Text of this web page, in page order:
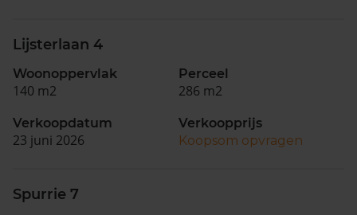
Lijsterlaan 4
Woonoppervlak
140 m2
Perceel
286 m2
Verkoopdatum
23 juni 2026
Verkoopprijs
Koopsom opvragen
Spurrie 7